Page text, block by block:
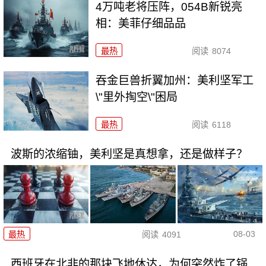
4万吨老将压阵，054B新锐亮
相：美菲仔细品品
最热 阅读 8074
吞金巨兽折翼加州：美利坚军工
\"里外掏空\"困局
最热 阅读 6118
波斯的浓缩铀，美利坚是真想拿，还是做样子？
最热 阅读 4091 08-03